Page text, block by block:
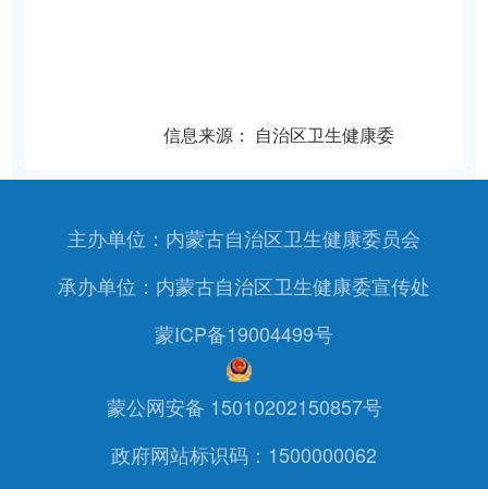
信息来源： 自治区卫生健康委
主办单位：内蒙古自治区卫生健康委员会
承办单位：内蒙古自治区卫生健康委宣传处
蒙ICP备19004499号
蒙公网安备 15010202150857号
政府网站标识码：1500000062